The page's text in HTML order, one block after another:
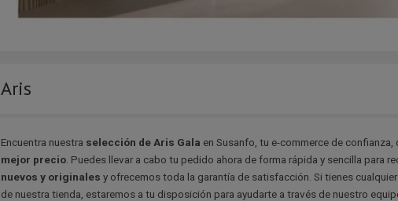
Aris
Encuentra nuestra selección de Aris Gala en Susanfo, tu e-commerce de
mejor precio. Puedes llevar a cabo tu pedido ahora de forma rápida y sencilla para
nuevos y originales y ofrecemos toda la garantía de satisfacción. Si tienes
de nuestra tienda, estaremos a tu disposición para ayudarte a través de nuestro